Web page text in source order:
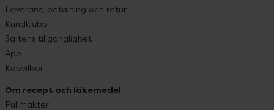
Leverans, betalning och retur
Kundklubb
Sajtens tillgänglighet
App
Köpvillkor
Om recept och läkemedel
Fullmakter